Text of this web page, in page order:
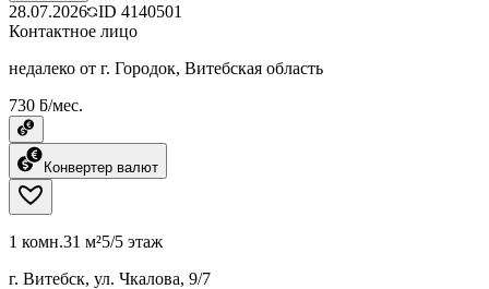
28.07.2026 ID 4140501
Контактное лицо
недалеко от г. Городок, Витебская область
730 ƃ/мес.
Конвертер валют
1 комн.31 м²5/5 этаж
г. Витебск, ул. Чкалова, 9/7